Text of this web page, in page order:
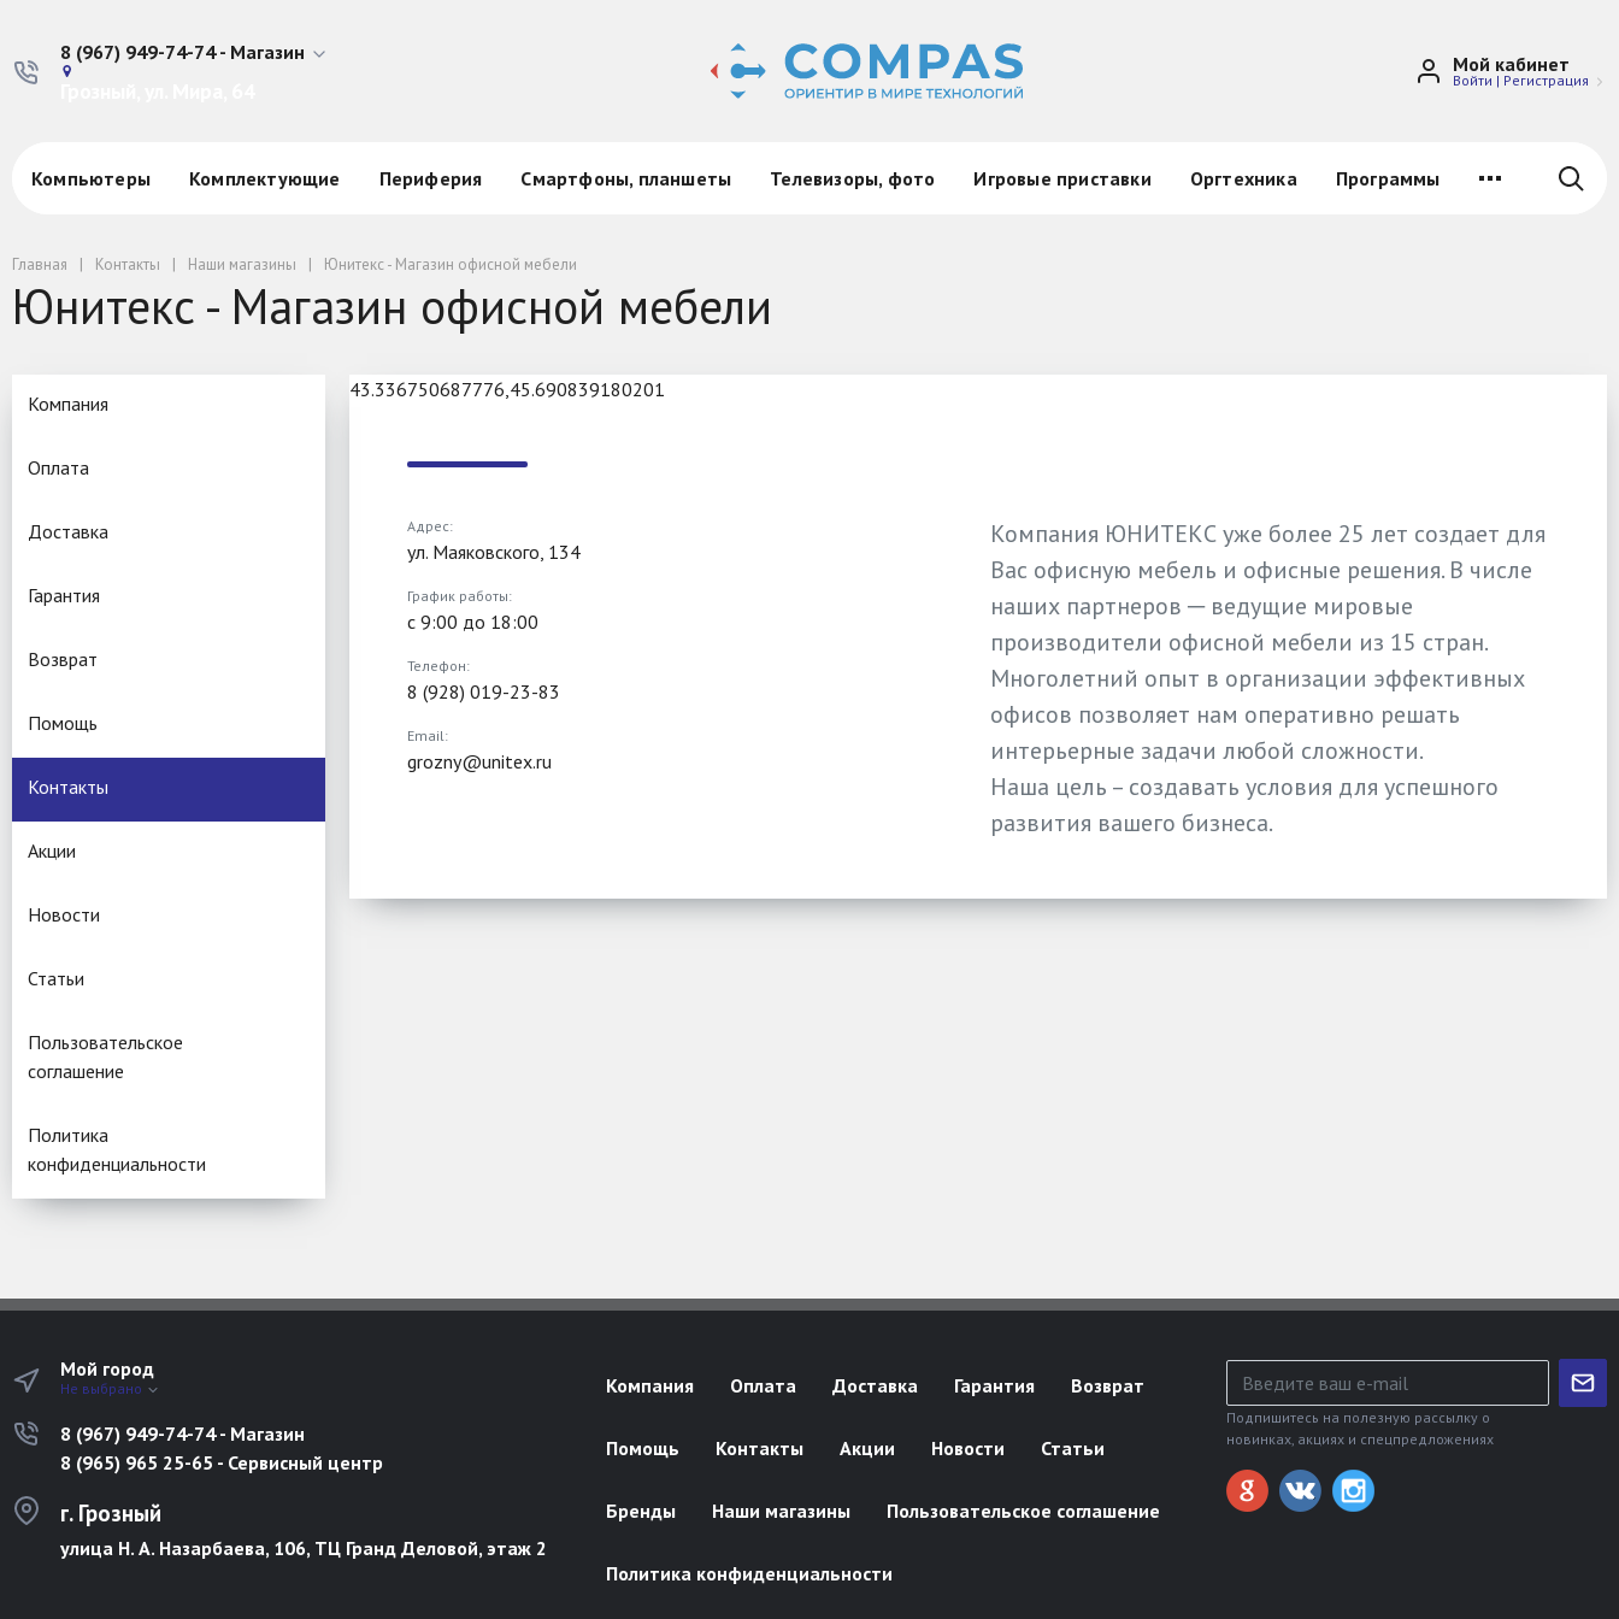
8 (967) 949-74-74 - Магазин Мой кабинет
Войти | Регистрация
Компьютеры Комплектующие Периферия Смартфоны, планшеты Телевизоры, фото Игровые приставки Оргтехника Программы
Главная Контакты Наши магазины Юнитекс - Магазин офисной мебели
Юнитекс - Магазин офисной мебели
43.336750687776,45.690839180201
Адрес:
ул. Маяковского, 134
График работы:
с 9:00 до 18:00
Телефон:
8 (928) 019-23-83
Email:
grozny@unitex.ru
Компания ЮНИТЕКС уже более 25 лет создает для
Вас офисную мебель и офисные решения. В числе
наших партнеров ─ ведущие мировые
производители офисной мебели из 15 стран.
Многолетний опыт в организации эффективных
офисов позволяет нам оперативно решать
интерьерные задачи любой сложности.
Наша цель – создавать условия для успешного
развития вашего бизнеса.
Компания
Оплата
Доставка
Гарантия
Возврат
Помощь
Контакты
Акции
Новости
Статьи
Пользовательское
соглашение
Политика
конфиденциальности
Мой город
Не выбрано
8 (967) 949-74-74 - Магазин
8 (965) 965 25-65 - Сервисный центр
г. Грозный
улица Н. А. Назарбаева, 106, ТЦ Гранд Деловой, этаж 2
Компания Оплата Доставка Гарантия Возврат
Помощь Контакты Акции Новости Статьи
Бренды Наши магазины Пользовательское соглашение
Политика конфиденциальности
Подпишитесь на полезную рассылку о
новинках, акциях и спецпредложениях